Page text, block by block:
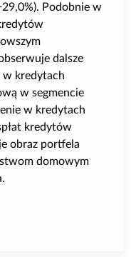
Podobnie w
dalsze
w kredytach
w segmencie
w kredytach
kredytów
obraz portfela
domowym
kredytowym w marcu